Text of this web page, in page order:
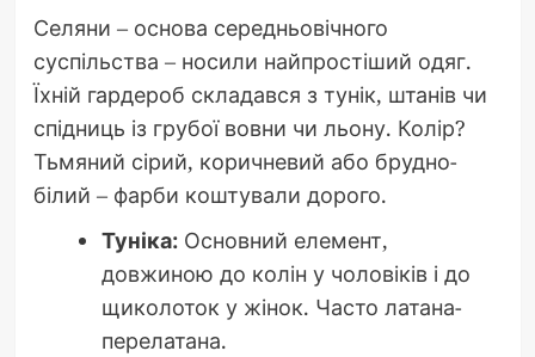
Селяни – основа середньовічного
суспільства – носили найпростіший одяг.
Їхній гардероб складався з тунік, штанів чи
спідниць із грубої вовни чи льону. Колір?
Тьмяний сірий, коричневий або брудно-
білий – фарби коштували дорого.
Туніка:Основний елемент,
довжиною до колін у чоловіків і до
щиколоток у жінок. Часто латана-
перелатана.